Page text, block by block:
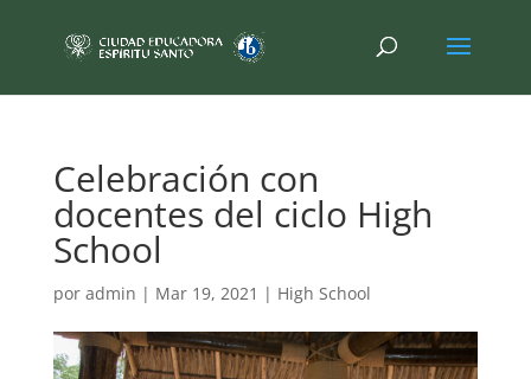
Celebración con
docentes del ciclo High
School
por admin | Mar 19, 2021 | High School